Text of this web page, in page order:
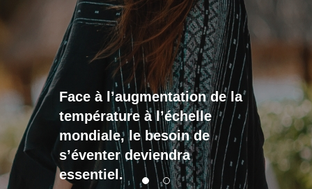
Face à l’augmentation de la
température à l’échelle
mondiale, le besoin de
s’éventer deviendra
essentiel.